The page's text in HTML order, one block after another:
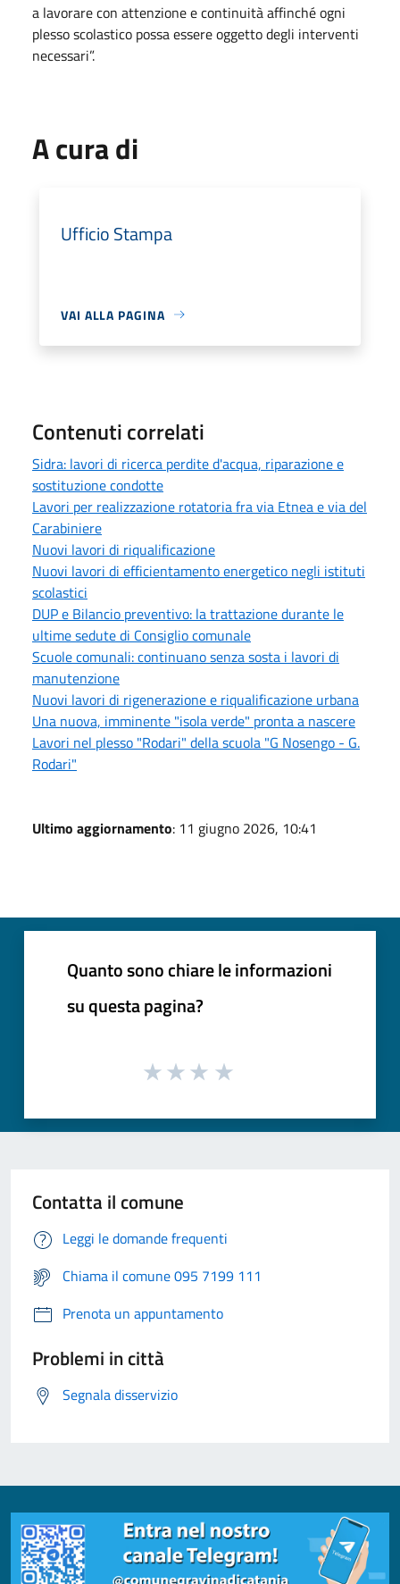
a lavorare con attenzione e continuità affinché ogni
plesso scolastico possa essere oggetto degli interventi
necessari”.
A cura di
Ufficio Stampa
VAI ALLA PAGINA
Contenuti correlati
Sidra: lavori di ricerca perdite d'acqua, riparazione e
sostituzione condotte
Lavori per realizzazione rotatoria fra via Etnea e via del
Carabiniere
Nuovi lavori di riqualificazione
Nuovi lavori di efficientamento energetico negli istituti
scolastici
DUP e Bilancio preventivo: la trattazione durante le
ultime sedute di Consiglio comunale
Scuole comunali: continuano senza sosta i lavori di
manutenzione
Nuovi lavori di rigenerazione e riqualificazione urbana
Una nuova, imminente "isola verde" pronta a nascere
Lavori nel plesso "Rodari" della scuola "G Nosengo - G.
Rodari"
Ultimo aggiornamento: 11 giugno 2026, 10:41
Quanto sono chiare le informazioni
su questa pagina?
Contatta il comune
Leggi le domande frequenti
Chiama il comune 095 7199 111
Prenota un appuntamento
Problemi in città
Segnala disservizio